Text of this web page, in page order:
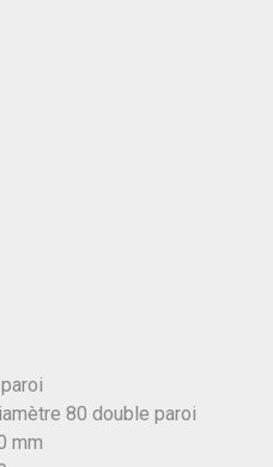
80 double paroi
mm